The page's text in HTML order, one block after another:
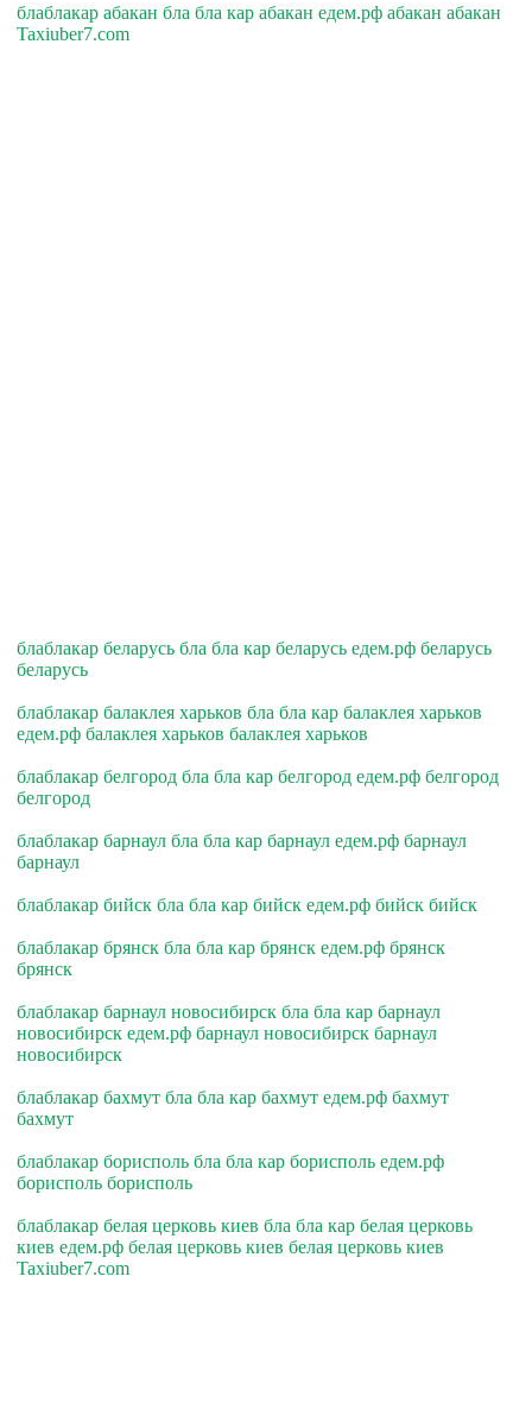
блаблакар абакан бла бла кар абакан едем.рф абакан абакан
Taxiuber7.com
блаблакар беларусь бла бла кар беларусь едем.рф беларусь
беларусь
блаблакар балаклея харьков бла бла кар балаклея харьков
едем.рф балаклея харьков балаклея харьков
блаблакар белгород бла бла кар белгород едем.рф белгород
белгород
блаблакар барнаул бла бла кар барнаул едем.рф барнаул
барнаул
блаблакар бийск бла бла кар бийск едем.рф бийск бийск
блаблакар брянск бла бла кар брянск едем.рф брянск
брянск
блаблакар барнаул новосибирск бла бла кар барнаул
новосибирск едем.рф барнаул новосибирск барнаул
новосибирск
блаблакар бахмут бла бла кар бахмут едем.рф бахмут
бахмут
блаблакар борисполь бла бла кар борисполь едем.рф
борисполь борисполь
блаблакар белая церковь киев бла бла кар белая церковь
киев едем.рф белая церковь киев белая церковь киев
Taxiuber7.com